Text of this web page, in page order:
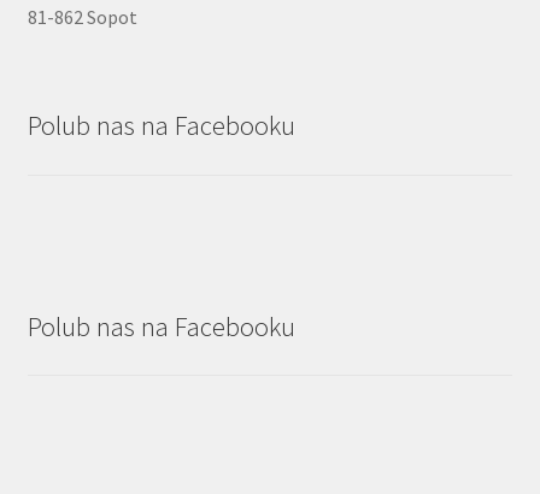
81-862 Sopot
Polub nas na Facebooku
Polub nas na Facebooku